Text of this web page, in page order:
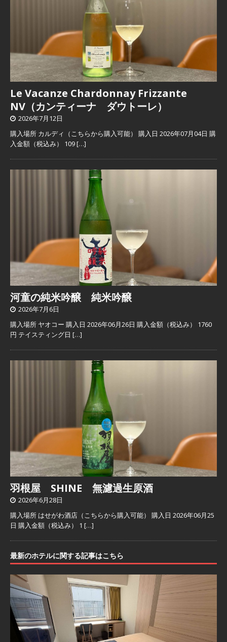
Le Vacanze Chardonnay Frizzante
NV（カンティーナ ダウトーレ）
2026年7月12日
購入場所 カルディ（こちらから購入可能） 購入日 2026年07月04日 購
入金額（税込み） 109[…]
河童の純米吟醸 純米吟醸
2026年7月6日
購入場所 ヤオコー 購入日 2026年06月26日 購入金額（税込み） 1760
円 テイスティング日 […]
羽根屋 SHINE 無濾過生原酒
2026年6月28日
購入場所 はせがわ酒店（こちらから購入可能） 購入日 2026年06月25
日 購入金額（税込み） 1 […]
最新のホテルに関する記事はこちら